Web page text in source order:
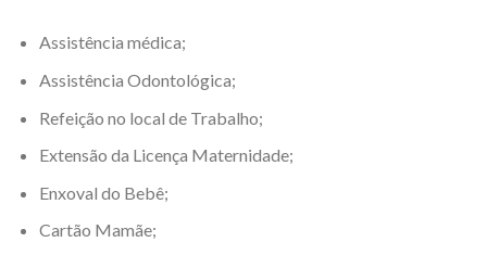
Assistência médica;
Assistência Odontológica;
Refeição no local de Trabalho;
Extensão da Licença Maternidade;
Enxoval do Bebê;
Cartão Mamãe;